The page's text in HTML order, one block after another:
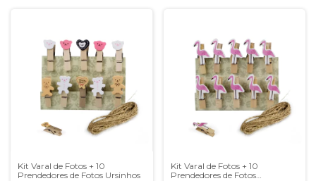
Kit Varal de Fotos + 10
Prendedores de Fotos Ursinhos
Kit Varal de Fotos + 10
Prendedores de Fotos